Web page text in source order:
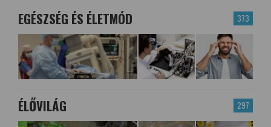
373
EGÉSZSÉG ÉS ÉLETMÓD
297
ÉLŐVILÁG